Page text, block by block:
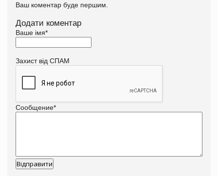
Ваш коментар буде першим.
Додати коментар
Ваше імя*
Захист від СПАМ
Сообщение*